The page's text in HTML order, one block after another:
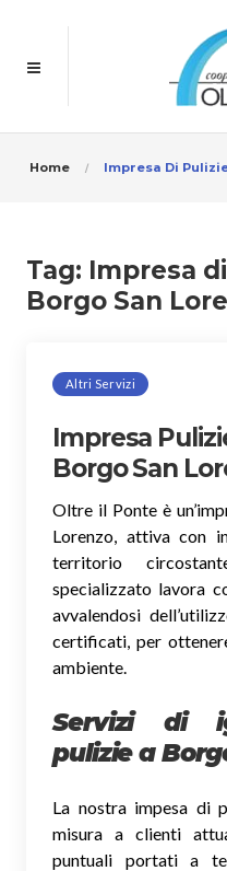
Home Impresa Di
Tag: Impresa
Borgo San
Altri Servizi
Impresa
Borgo San
Oltre il Ponte è
Lorenzo, attiva con
territorio
specializzato lavora
avvalendosi
certificati, per
ambiente.
Servizi di
pulizie a
La nostra impesa di
misura a clienti
puntuali portati a